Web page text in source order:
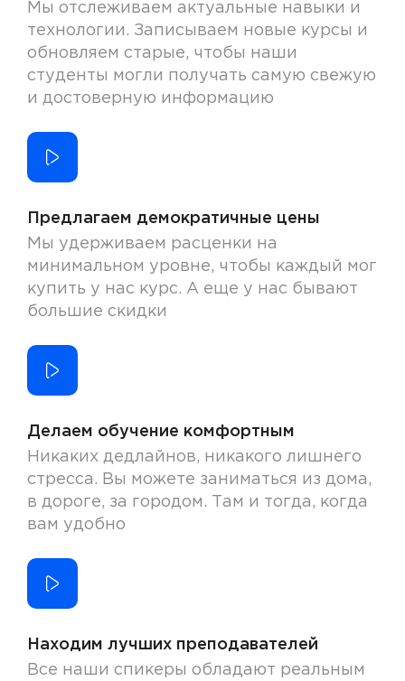
Мы отслеживаем актуальные навыки и
технологии. Записываем новые курсы и
обновляем старые, чтобы наши
студенты могли получать самую свежую
и достоверную информацию
Предлагаем демократичные цены
Мы удерживаем расценки на
минимальном уровне, чтобы каждый мог
купить у нас курс. А еще у нас бывают
большие скидки
Делаем обучение комфортным
Никаких дедлайнов, никакого лишнего
стресса. Вы можете заниматься из дома,
в дороге, за городом. Там и тогда, когда
вам удобно
Находим лучших преподавателей
Все наши спикеры обладают реальным